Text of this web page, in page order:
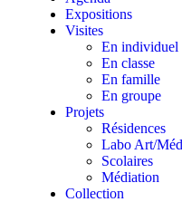
Expositions
Visites
En individuel
En classe
En famille
En groupe
Projets
Résidences
Labo Art/
Scolaires
Médiation
Collection